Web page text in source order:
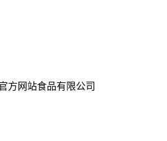
方网站食品有限公司